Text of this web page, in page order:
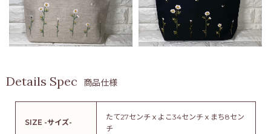
商品仕様
SIZE -サイズ-
たて27センチｘよこ34センチｘまち8セン
チ